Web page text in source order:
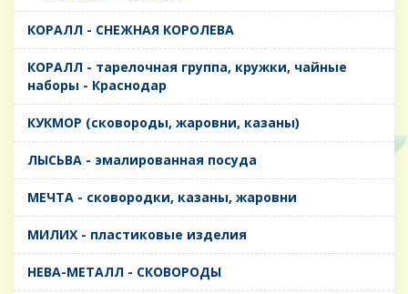
КОРАЛЛ - СНЕЖНАЯ КОРОЛЕВА
КОРАЛЛ - тарелочная группа, кружки, чайные
наборы - Краснодар
КУКМОР (сковороды, жаровни, казаны)
ЛЫСЬВА - эмалированная посуда
МЕЧТА - сковородки, казаны, жаровни
МИЛИХ - пластиковые изделия
НЕВА-МЕТАЛЛ - СКОВОРОДЫ